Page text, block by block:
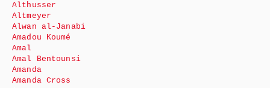
Althusser
Altmeyer
Alwan al-Janabi
Amadou Koumé
Amal
Amal Bentounsi
Amanda
Amanda Cross